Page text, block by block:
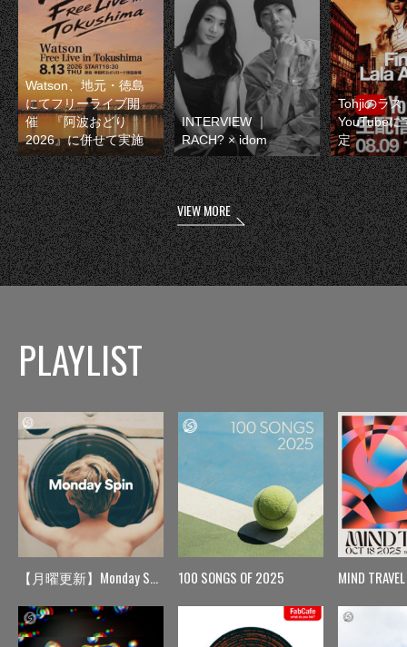
Watson、地元・徳島
にてフリーライブ開
催 『阿波おどり
2026』に併せて実施
INTERVIEW ｜
RACH? × idom
Tohjiのラス
YouTubeに
定
VIEW MORE
PLAYLIST
【月曜更新】Monday Spin 100 SONGS OF 2025 MIND TRAVEL